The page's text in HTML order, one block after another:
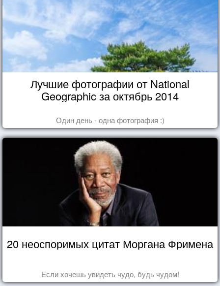
Лучшие фотографии от National
Geographic за октябрь 2014
Один день - одна фотография :)
20 неоспоримых цитат Моргана Фримена
Если хочешь увидеть чудо, будь чудом!